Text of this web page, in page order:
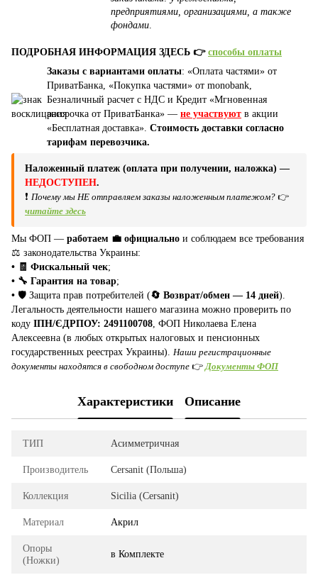
предприятиями, организациями, а также
фондами
ПОДРОБНАЯ ИНФОРМАЦИЯ ЗДЕСЬ 👉 способы оплаты
Заказы с вариантами оплаты: «Оплата частями» от
ПриватБанка, «Покупка частями» от monobank,
Безналичный расчет с НДС и Кредит «Мгновенная
рассрочка от ПриватБанка» — не участвуют в акции
«Бесплатная доставка». Стоимость доставки согласно
тарифам перевозчика.
Наложенный платеж (оплата при получении, наложка) —
НЕДОСТУПЕН.
❗ Почему мы НЕ отправляем заказы наложенным платежом? 👉
читайте здесь
Мы ФОП — работаем 💼 официально и соблюдаем все требования
⚖️ законодательства Украины:
• 🧾 Фискальный чек;
• 🔧 Гарантия на товар;
• 🛡️ Защита прав потребителей (🔄 Возврат/обмен — 14 дней).
Легальность деятельности нашего магазина можно проверить по
коду ІПН/ЄДРПОУ: 2491100708 , ФОП Николаева Елена
Алексеевна (в любых открытых налоговых и пенсионных
государственных реестрах Украины). Наши регистрационные
документы находятся в свободном доступе 👉 Документы ФОП
Характеристики Описание
ТИП Асимметричная
Производитель Cersanit (Польша)
Коллекция Sicilia (Cersanit)
Материал Акрил
Опоры
(Ножки)
в Комплекте